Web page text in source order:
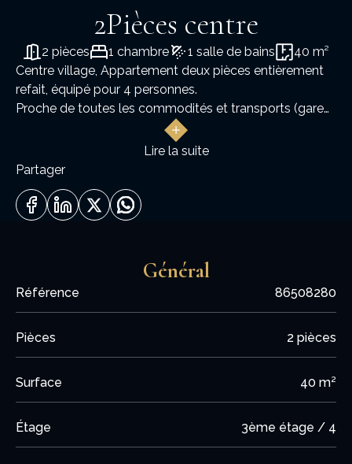
2Pièces centre
2 pièces 1 chambre 1 salle de bains
40 m²
Centre village, Appartement deux pièces entièrement
refait, équipé pour 4 personnes.
Proche de toutes les commodités et transports (gare
routière/navette pour le ski etc)
Il comprend une entrée avec placard, une cuisine
équipée, salle a manger / séjour donnant sur balcon
superposé).
Salle d'eau toilettes.
Lire la suite
Partager
Général
Référence 86508280
Pièces 2 pièces
Surface 40 m²
Étage 3ème étage / 4